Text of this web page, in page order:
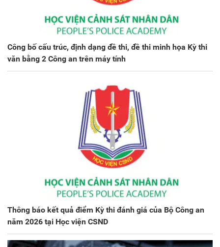
Công bố cấu trúc, định dạng đề thi, đề thi minh họa Kỳ thi
văn bằng 2 Công an trên máy tính
Thông báo kết quả điểm Kỳ thi đánh giá của Bộ Công an
năm 2026 tại Học viện CSND